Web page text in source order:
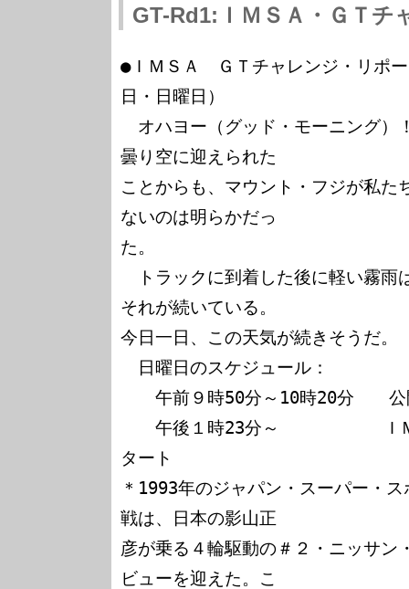
GT-Rd1:ＩＭＳＡ・ＧＴチ
●ＩＭＳＡ　ＧＴチャレンジ・リポ
日・日曜日）
オハヨー（グッド・モーニング）
曇り空に迎えられた
ことからも、マウント・フジが私た
ないのは明らかだっ
た。
トラックに到着した後に軽い霧雨
それが続いている。
今日一日、この天気が続きそうだ。
日曜日のスケジュール：
午前９時50分～10時20分　　公
午後１時23分～　　　　　　Ｉ
タート
＊1993年のジャパン・スーパー・
戦は、日本の影山正
彦が乗る４輪駆動の＃２・ニッサン
ビューを迎えた。こ